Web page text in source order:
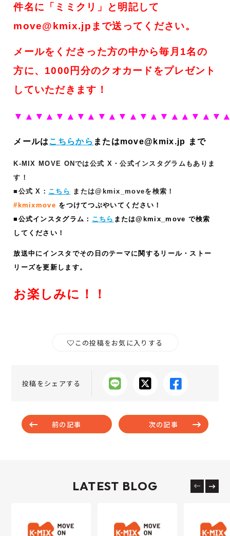
件名に「ミミクリ」と明記して
move@kmix.jpまで送ってください。
メールをくださった方の中から毎月1名の
方に、1000円分のクオカードをプレゼント
していただきます！
▼▲▼▲
メールはこちらから またはmove@kmix.jp まで
K-MIX MOVE ONでは公式 X・公式インスタグラムもありま
す！
■公式 X： こちら または@kmix_moveを検索！
#kmixmove をつけてつぶやいてください！
■公式インスタグラム： こちら または@kmix_move で検索
してください！
放送中にインスタでその日のテーマに関するリール・ストー
リーズを更新します。
お楽しみに！！
この投稿をお気に入りする
投稿をシェアする
前の記事 次の記事
LATEST BLOG